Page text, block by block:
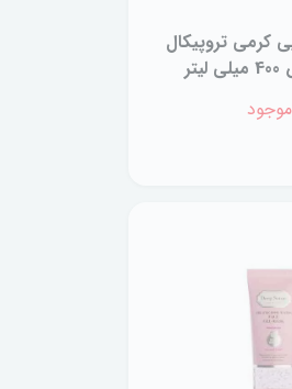
کرمی تروپیکال